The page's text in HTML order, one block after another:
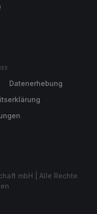
Datenerhebung
mbH | Alle Rechte